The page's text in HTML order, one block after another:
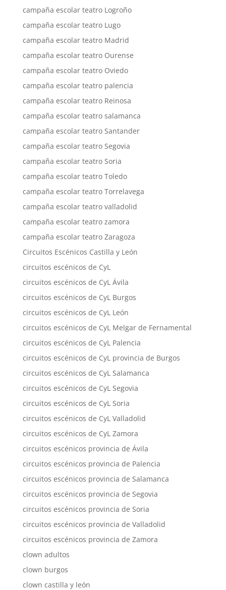
campaña escolar teatro Logroño
campaña escolar teatro Lugo
campaña escolar teatro Madrid
campaña escolar teatro Ourense
campaña escolar teatro Oviedo
campaña escolar teatro palencia
campaña escolar teatro Reinosa
campaña escolar teatro salamanca
campaña escolar teatro Santander
campaña escolar teatro Segovia
campaña escolar teatro Soria
campaña escolar teatro Toledo
campaña escolar teatro Torrelavega
campaña escolar teatro valladolid
campaña escolar teatro zamora
campaña escolar teatro Zaragoza
Circuitos Escénicos Castilla y León
circuitos escénicos de CyL
circuitos escénicos de CyL Ávila
circuitos escénicos de CyL Burgos
circuitos escénicos de CyL León
circuitos escénicos de CyL Melgar de Fernamental
circuitos escénicos de CyL Palencia
circuitos escénicos de CyL provincia de Burgos
circuitos escénicos de CyL Salamanca
circuitos escénicos de CyL Segovia
circuitos escénicos de CyL Soria
circuitos escénicos de CyL Valladolid
circuitos escénicos de CyL Zamora
circuitos escénicos provincia de Ávila
circuitos escénicos provincia de Palencia
circuitos escénicos provincia de Salamanca
circuitos escénicos provincia de Segovia
circuitos escénicos provincia de Soria
circuitos escénicos provincia de Valladolid
circuitos escénicos provincia de Zamora
clown adultos
clown burgos
clown castilla y león